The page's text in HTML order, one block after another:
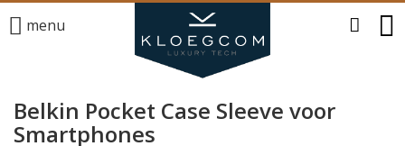
menu
Belkin Pocket Case Sleeve voor
Smartphones